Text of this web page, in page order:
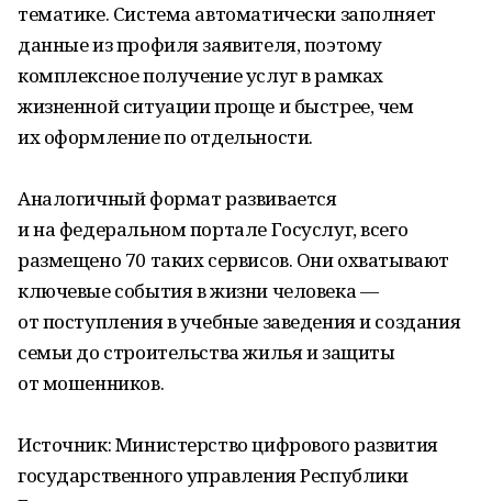
тематике. Система автоматически заполняет
данные из профиля заявителя, поэтому
комплексное получение услуг в рамках
жизненной ситуации проще и быстрее, чем
их оформление по отдельности.
Аналогичный формат развивается
и на федеральном портале Госуслуг, всего
размещено 70 таких сервисов. Они охватывают
ключевые события в жизни человека —
от поступления в учебные заведения и создания
семьи до строительства жилья и защиты
от мошенников.
Источник: Министерство цифрового развития
государственного управления Республики